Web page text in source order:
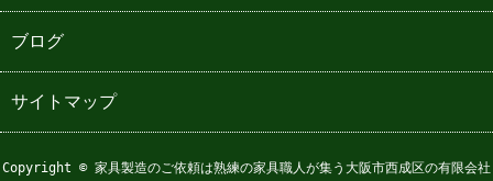
ブログ
サイトマップ
Copyright © 家具製造のご依頼は熟練の家具職人が集う大阪市西成区の有限会社